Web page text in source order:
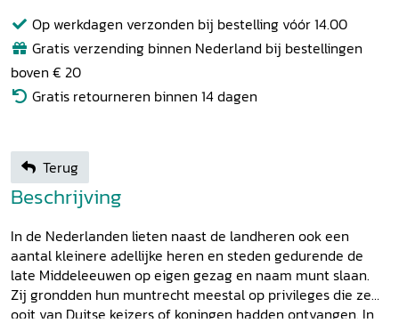
Op werkdagen verzonden bij bestelling vóór 14.00
Gratis verzending binnen Nederland bij bestellingen
boven € 20
Gratis retourneren binnen 14 dagen
Terug
Beschrijving
In de Nederlanden lieten naast de landheren ook een
aantal kleinere adellijke heren en steden gedurende de
late Middeleeuwen op eigen gezag en naam munt slaan.
Zij grondden hun muntrecht meestal op privileges die ze
ooit van Duitse keizers of koningen hadden ontvangen. In